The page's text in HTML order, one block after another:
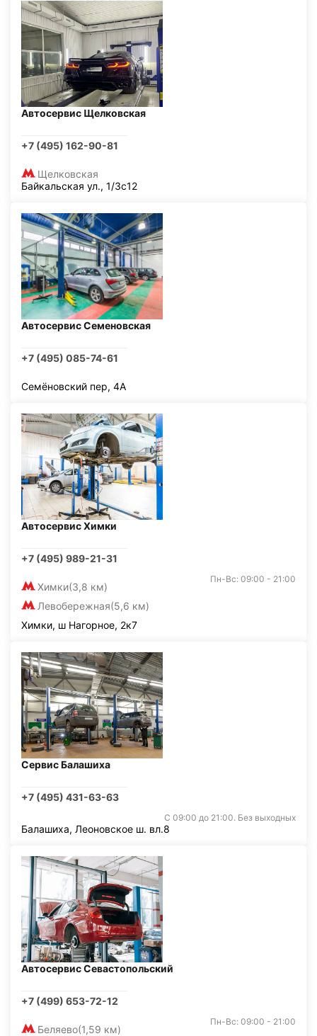
Автосервис Щелковская
+7 (495) 162-90-81
Щелковская
Байкальская ул., 1/3с12
Автосервис Семеновская
+7 (495) 085-74-61
Семёновский пер, 4А
Автосервис Химки
+7 (495) 989-21-31
Химки(3,8 км)
Левобережная(5,6 км)
Пн-Вс: 09:00 - 21:00
Химки, ш Нагорное, 2к7
Сервис Балашиха
+7 (495) 431-63-63
С 09:00 до 21:00. Без выходных
Балашиха, Леоновское ш. вл.8
Автосервис Севастопольский
+7 (499) 653-72-12
Беляево(1,59 км)
Пн-Вс: 09:00 - 21:00